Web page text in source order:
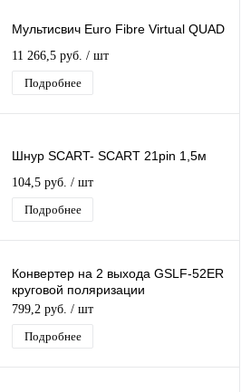
Мультисвич Euro Fibre Virtual QUAD
11 266,5 руб. / шт
Подробнее
Шнур SCART- SCART 21pin 1,5м
104,5 руб. / шт
Подробнее
Конвертер на 2 выхода GSLF-52ER
круговой поляризации
GeneralSatellite TWIN дляТриколор/
НТВ-Плюс
799,2 руб. / шт
Подробнее